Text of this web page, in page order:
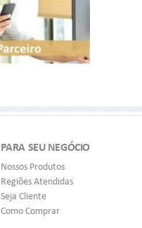
PARA SEU NEGÓCIO
Nossos Produtos
Regiões Atendidas
Seja Cliente
Como Comprar